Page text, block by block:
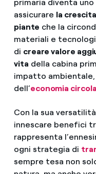
primaria diventa
assicurare la
piante che la
materiali e
di creare valore
vita della cabina
impatto ambientale,
dell’economia
Con la sua
innescare benefici
rappresenta
ogni strategia di
sempre tesa non